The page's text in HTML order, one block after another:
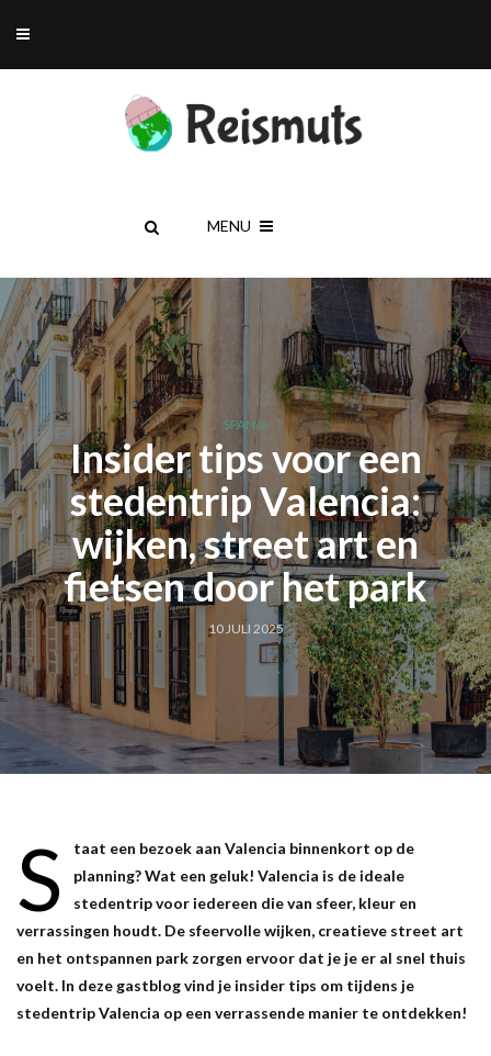
MENU
SPANJE
Insider tips voor een
stedentrip Valencia:
wijken, street art en
fietsen door het park
10 JULI 2025
S
taat een bezoek aan Valencia binnenkort op de
planning? Wat een geluk! Valencia is de ideale
stedentrip voor iedereen die van sfeer, kleur en
verrassingen houdt. De sfeervolle wijken, creatieve street art
en het ontspannen park zorgen ervoor dat je je er al snel thuis
voelt. In deze gastblog vind je insider tips om tijdens je
stedentrip Valencia op een verrassende manier te ontdekken!